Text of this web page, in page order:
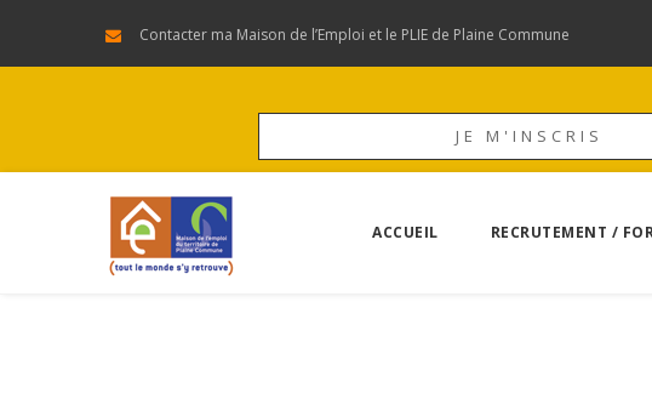
Contacter ma Maison de l’Emploi et le PLIE de Plaine Commune
JE M'INSCRIS
ACCUEIL RECRUTEMENT /